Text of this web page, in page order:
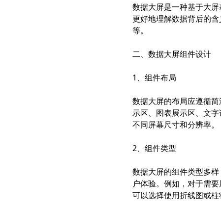
数据大屏是一种基于大
更好地理解数据背后的
等。
二、数据大屏组件设计
1、组件布局
数据大屏的布局应遵循
示区、图表展示区、文
不同屏幕尺寸和分辨率。
2、组件类型
数据大屏的组件类型多
户体验。例如，对于需
可以选择使用折线图或柱